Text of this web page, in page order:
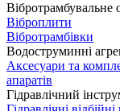
Вібротрамбувальне
Віброплити
Вібротрамбівки
Водоструминні
Аксесуари та
апаратів
Гідравлічний